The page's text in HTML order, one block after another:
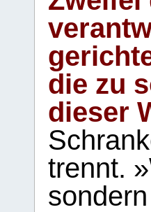
die zu
dieser
trennt.